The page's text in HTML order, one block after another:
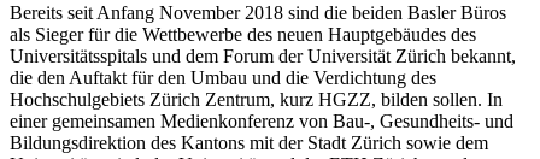
Bereits seit Anfang November 2018 sind die beiden Basler Büros
als Sieger für die Wettbewerbe des neuen Hauptgebäudes des
Universitätsspitals und dem Forum der Universität Zürich bekannt,
die den Auftakt für den Umbau und die Verdichtung des
Hochschulgebiets Zürich Zentrum, kurz HGZZ, bilden sollen. In
einer gemeinsamen Medienkonferenz von Bau-, Gesundheits- und
Bildungsdirektion des Kantons mit der Stadt Zürich sowie dem